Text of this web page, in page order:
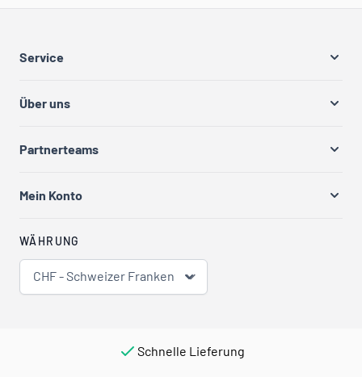
Service
Über uns
Partnerteams
Mein Konto
WÄHRUNG
CHF - Schweizer Franken
Schnelle Lieferung